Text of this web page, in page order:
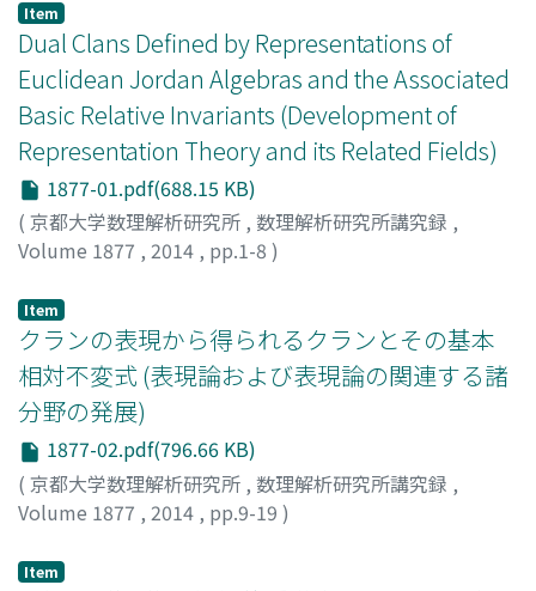
Item
Dual Clans Defined by Representations of
Euclidean Jordan Algebras and the Associated
Basic Relative Invariants (Development of
Representation Theory and its Related Fields)
1877-01.pdf(688.15 KB)
( 京都大学数理解析研究所 , 数理解析研究所講究録 ,
Volume 1877 , 2014 , pp.1-8 )
Item
クランの表現から得られるクランとその基本
相対不変式 (表現論および表現論の関連する諸
分野の発展)
1877-02.pdf(796.66 KB)
( 京都大学数理解析研究所 , 数理解析研究所講究録 ,
Volume 1877 , 2014 , pp.9-19 )
Item